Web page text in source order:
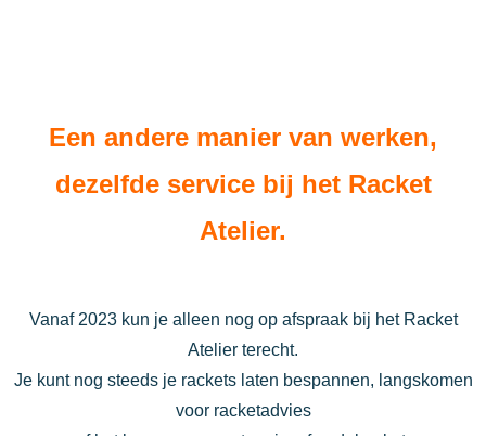
Een andere manier van werken,
dezelfde service bij het Racket
Atelier.
Vanaf 2023 kun je alleen nog op afspraak bij het Racket
Atelier terecht.
Je kunt nog steeds je rackets laten bespannen, langskomen
voor racketadvies